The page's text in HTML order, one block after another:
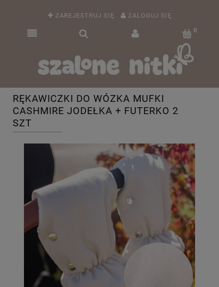
ZAREJESTRUJ SIĘ ZALOGUJ SIĘ
RĘKAWICZKI DO WÓZKA MUFKI
CASHMIRE JODEŁKA + FUTERKO 2
SZT